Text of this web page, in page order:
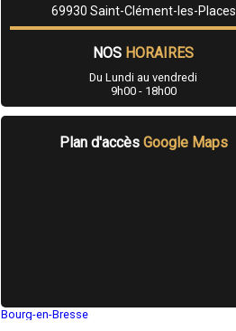
69930 Saint-Clément-les-Places
NOS HORAIRES
Du Lundi au vendredi
9h00 - 18h00
Plan d'accès Google Maps
Bourg-en-Bresse